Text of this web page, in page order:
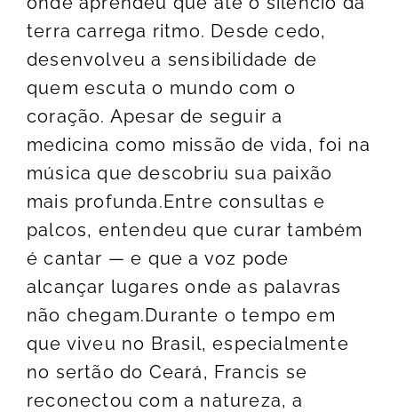
terra carrega ritmo. Desde cedo,
desenvolveu a sensibilidade de
quem escuta o mundo com o
coração. Apesar de seguir a
medicina como missão de vida, foi na
música que descobriu sua paixão
mais profunda.Entre consultas e
palcos, entendeu que curar também
é cantar — e que a voz pode
alcançar lugares onde as palavras
não chegam.Durante o tempo em
que viveu no Brasil, especialmente
no sertão do Ceará, Francis se
reconectou com a natureza, a